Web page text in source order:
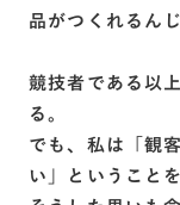
品がつくれるん
競技者である以
る。
でも、私は「観
い」ということ